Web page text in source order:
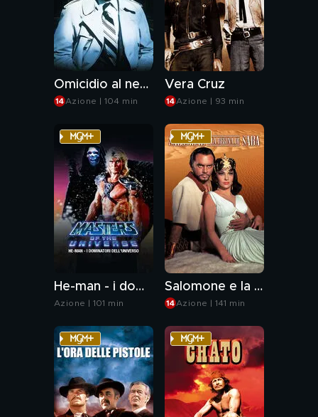
Omicidio al neon per l'ispettore Tibbs
Azione | 104 min
Vera Cruz
Azione | 93 min
He-man - i dominatori dell'universo
Azione | 101 min
Salomone e la regina di Saba
Azione | 141 min